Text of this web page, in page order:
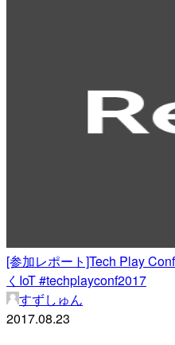
[参加レポート]Tech Play
くIoT #techplayconf2017
すずしゅん
2017.08.23